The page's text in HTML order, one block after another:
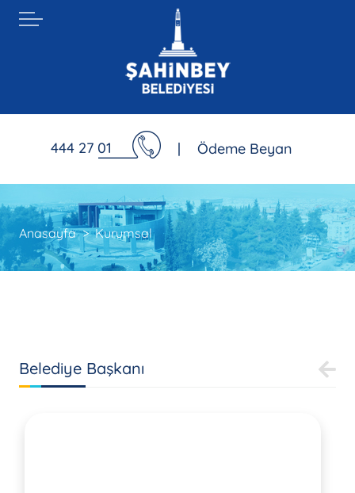
444 27 01 | Ödeme Beyan
Anasayfa Kurumsal
Belediye Başkanı